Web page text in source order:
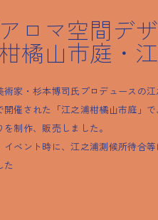
アロマ空間デ
橘山市庭・
術家・杉本博司氏プロデュースの
開催された「江之浦柑橘山市庭」
を制作、販売しました。
イベント時に、江之浦測候所待合
た